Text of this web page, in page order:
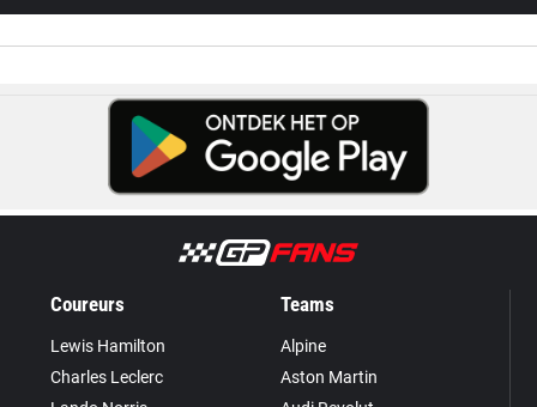
Coureurs
Lewis Hamilton
Charles Leclerc
Teams
Alpine
Aston Martin